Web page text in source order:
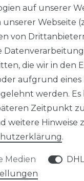
Design &
© Copyright
auf unserer
Webseite
von
die wir in den
aufgrund
werden. Es
Zeitpunkt
weitere Hinweise
.
Medien